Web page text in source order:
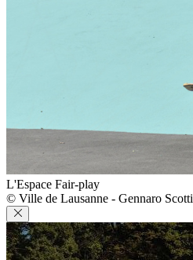
L'Espace Fair-play
© Ville de Lausanne - Gennaro Scotti